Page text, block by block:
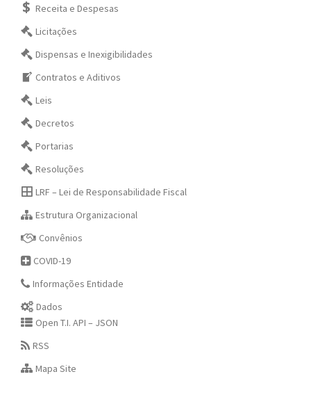
Receita e Despesas
Licitações
Dispensas e Inexigibilidades
Contratos e Aditivos
Leis
Decretos
Portarias
Resoluções
LRF – Lei de Responsabilidade Fiscal
Estrutura Organizacional
Convênios
COVID-19
Informações Entidade
Dados
Open T.I. API – JSON
RSS
Mapa Site